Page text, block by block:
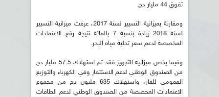
تفوق 44 مليار دج.
ومقارنة بميزانية التسيير لسنة 2017، عرفت ميزانية التسيير
لسنة 2018 زيادة بنسبة 7 بالمائة نتيجة رفع الاعتمادات
المخصصة لدعم سعر تحلية مياه البحر.
وفيما يخص ميزانية التجهيز فقد تم استهلاك 57.5 مليار دج
من الصندوق الوطني لدعم الاستثمار وفي الكهرباء والتوزيع
العمومي للغاز، واستهلاك 635 مليون دج من مجموع
الاعتمادات المخصصة من الصندوق الوطني لدعم الطاقات